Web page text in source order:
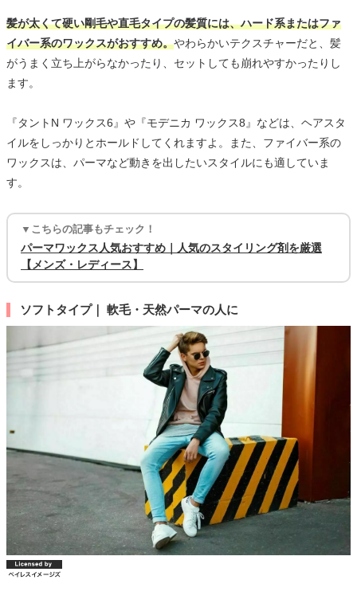
髪が太くて硬い剛毛や直毛タイプの髪質には、ハード系またはファ
イバー系のワックスがおすすめ。やわらかいテクスチャーだと、髪
がうまく立ち上がらなかったり、セットしても崩れやすかったりし
ます。
『タントN ワックス6』や『モデニカ ワックス8』などは、ヘアスタ
イルをしっかりとホールドしてくれますよ。また、ファイバー系の
ワックスは、パーマなど動きを出したいスタイルにも適していま
す。
▼こちらの記事もチェック！
パーマワックス人気おすすめ｜人気のスタイリング剤を厳選
【メンズ・レディース】
ソフトタイプ｜ 軟毛・天然パーマの人に